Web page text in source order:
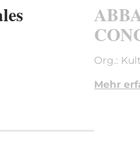
Org.:
Mehr